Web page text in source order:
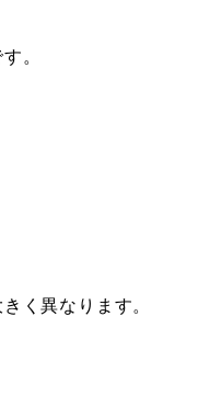
。
く異なります。